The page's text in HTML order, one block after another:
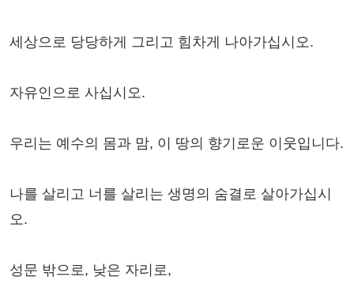
세상으로 당당하게 그리고 힘차게 나아가십시오.
자유인으로 사십시오.
우리는 예수의 몸과 맘, 이 땅의 향기로운 이웃입니다.
나를 살리고 너를 살리는 생명의 숨결로 살아가십시
오.
성문 밖으로, 낮은 자리로,